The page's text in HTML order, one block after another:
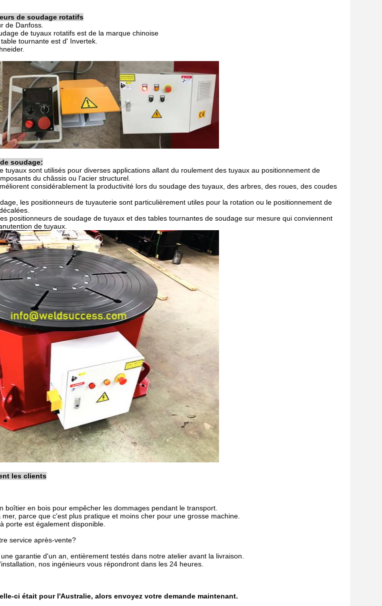
de soudage rotatifs
de Danfoss.
de tuyaux rotatifs est de la marque chinoise
tournante est d' Invertek.
soudage:
tuyaux sont utilisés pour diverses applications allant du roulement des tuyaux au positionnement de
du châssis ou l'acier structurel.
considérablement la productivité lors du soudage des tuyaux, des arbres, des roues, des coudes
les positionneurs de tuyauterie sont particulièrement utiles pour la rotation ou le positionnement de
positionneurs de soudage de tuyaux et des tables tournantes de soudage sur mesure qui conviennent
de tuyaux.
les clients
boîtier en bois pour empêcher les dommages pendant le transport.
parce que c'est plus pratique et moins cher pour une grosse machine.
porte est également disponible.
service après-vente?
garantie d'un an, entièrement testés dans notre atelier avant la livraison.
nos ingénieurs vous répondront dans les 24 heures.
ci était pour l'Australie, alors envoyez votre demande maintenant.